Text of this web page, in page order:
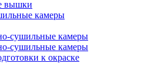
вышки
камеры
сушильные камеры
сушильные камеры
к окраске